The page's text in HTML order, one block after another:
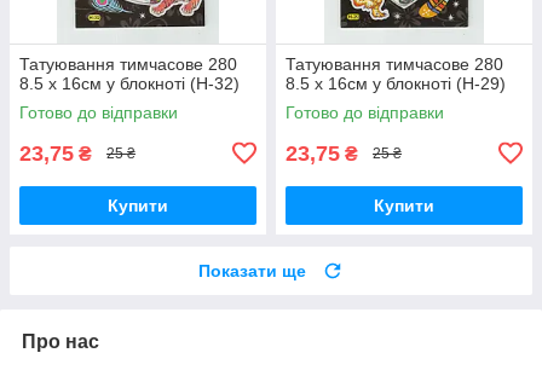
Татуювання тимчасове 280
8.5 х 16см у блокноті (H-32)
Готово до відправки
23,75 ₴ 25 ₴
Купити
Татуювання тимчасове 280
8.5 х 16см у блокноті (H-29)
Готово до відправки
23,75 ₴ 25 ₴
Купити
Показати ще
Про нас